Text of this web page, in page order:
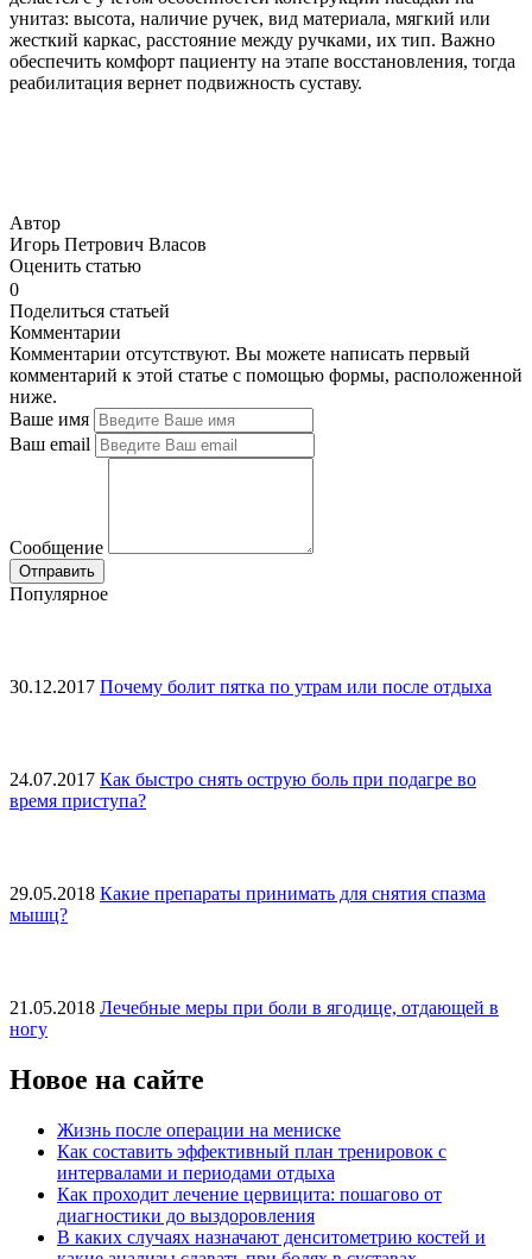
унитаз: высота, наличие ручек, вид материала, мягкий или
жесткий каркас, расстояние между ручками, их тип. Важно
обеспечить комфорт пациенту на этапе восстановления, тогда
реабилитация вернет подвижность суставу.
Автор
Игорь Петрович Власов
Оценить статью
0
Поделиться статьей
Комментарии
Комментарии отсутствуют. Вы можете написать первый
комментарий к этой статье с помощью формы, расположенной
ниже.
Ваше имя
Ваш email
Сообщение
Популярное
30.12.2017 Почему болит пятка по утрам или после отдыха
24.07.2017 Как быстро снять острую боль при подагре во
время приступа?
29.05.2018 Какие препараты принимать для снятия спазма
мышц?
21.05.2018 Лечебные меры при боли в ягодице, отдающей в
ногу
Новое на сайте
Жизнь после операции на мениске
Как составить эффективный план тренировок с
интервалами и периодами отдыха
Как проходит лечение цервицита: пошагово от
диагностики до выздоровления
В каких случаях назначают денситометрию костей и